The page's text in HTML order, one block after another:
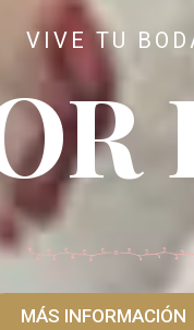
VIVE TU
MÁS INFORMACIÓN